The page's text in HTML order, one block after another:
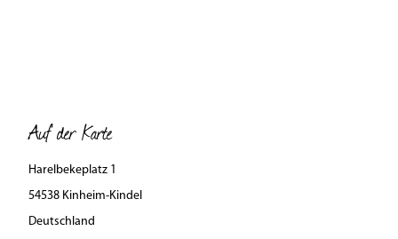
Auf der Karte
Harelbekeplatz 1
54538 Kinheim-Kindel
Deutschland